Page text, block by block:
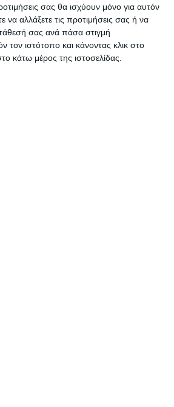
σας θα ισχύουν μόνο για αυτόν
να αλλάξετε τις προτιμήσεις σας ή να
σας ανά πάσα στιγμή
τον ιστότοπο και κάνοντας κλικ στο
κάτω μέρος της ιστοσελίδας.
Κυβέρνηση θα απέσυρε το
λειτουργία» τόνισε